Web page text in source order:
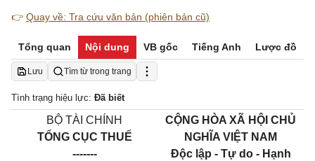
👉 Quay về: Tra cứu văn bản (phiên bản cũ)
Tổng quan Nội dung VB gốc Tiếng Anh Lược đồ
Lưu Tìm từ trong trang
Tình trạng hiệu lực: Đã biết
BỘ TÀI CHÍNH
TỔNG CỤC THUẾ
-------
CỘNG HÒA XÃ HỘI CHỦ
NGHĨA VIỆT NAM
Độc lập - Tự do - Hạnh